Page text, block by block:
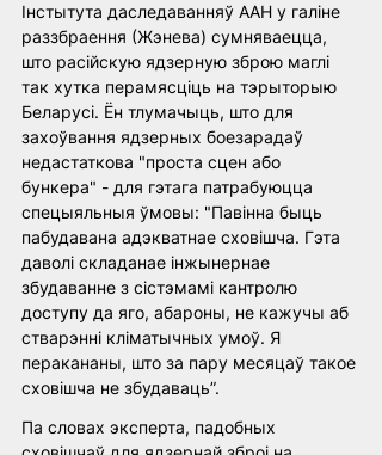
Інстытута даследаванняў ААН у галіне
раззбраення (Жэнева) сумняваецца,
што расійскую ядзерную зброю маглі
так хутка перамясціць на тэрыторыю
Беларусі. Ён тлумачыць, што для
захоўвання ядзерных боезарадаў
недастаткова "проста сцен або
бункера" - для гэтага патрабуюцца
спецыяльныя ўмовы: "Павінна быць
пабудавана адэкватнае сховішча. Гэта
даволі складанае інжынернае
збудаванне з сістэмамі кантролю
доступу да яго, абароны, не кажучы аб
стварэнні кліматычных умоў. Я
перакананы, што за пару месяцаў такое
сховішча не збудаваць”.
Па словах эксперта, падобных